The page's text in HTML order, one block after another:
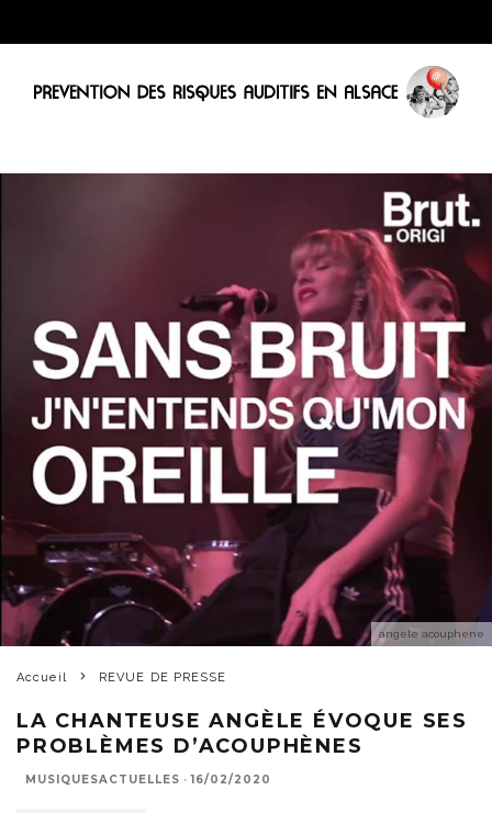
angele acouphene
Accueil REVUE DE PRESSE
LA CHANTEUSE ANGÈLE ÉVOQUE SES
PROBLÈMES D’ACOUPHÈNES
MUSIQUESACTUELLES · 16/02/2020